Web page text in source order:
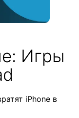
Игры
iPhone в